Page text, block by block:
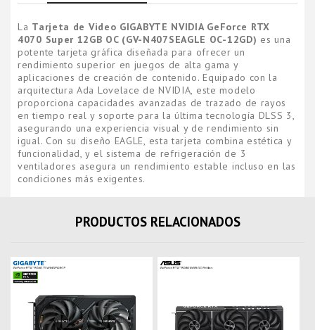
La Tarjeta de Video GIGABYTE NVIDIA GeForce RTX
4070 Super 12GB OC (GV-N407SEAGLE OC-12GD) es una
potente tarjeta gráfica diseñada para ofrecer un
rendimiento superior en juegos de alta gama y
aplicaciones de creación de contenido. Equipado con la
arquitectura Ada Lovelace de NVIDIA, este modelo
proporciona capacidades avanzadas de trazado de rayos
en tiempo real y soporte para la última tecnología DLSS 3,
asegurando una experiencia visual y de rendimiento sin
igual. Con su diseño EAGLE, esta tarjeta combina estética y
funcionalidad, y el sistema de refrigeración de 3
ventiladores asegura un rendimiento estable incluso en las
condiciones más exigentes.
PRODUCTOS RELACIONADOS